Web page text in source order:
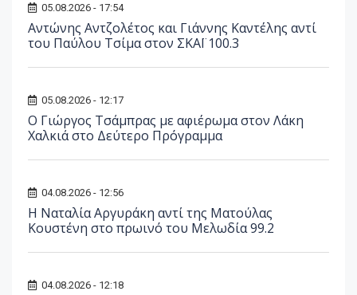
05.08.2026 - 17:54
Αντώνης Αντζολέτος και Γιάννης Καντέλης αντί
του Παύλου Τσίμα στον ΣΚΑΪ 100.3
05.08.2026 - 12:17
O Γιώργος Τσάμπρας με αφιέρωμα στον Λάκη
Χαλκιά στο Δεύτερο Πρόγραμμα
04.08.2026 - 12:56
Η Ναταλία Αργυράκη αντί της Ματούλας
Κουστένη στο πρωινό του Μελωδία 99.2
04.08.2026 - 12:18